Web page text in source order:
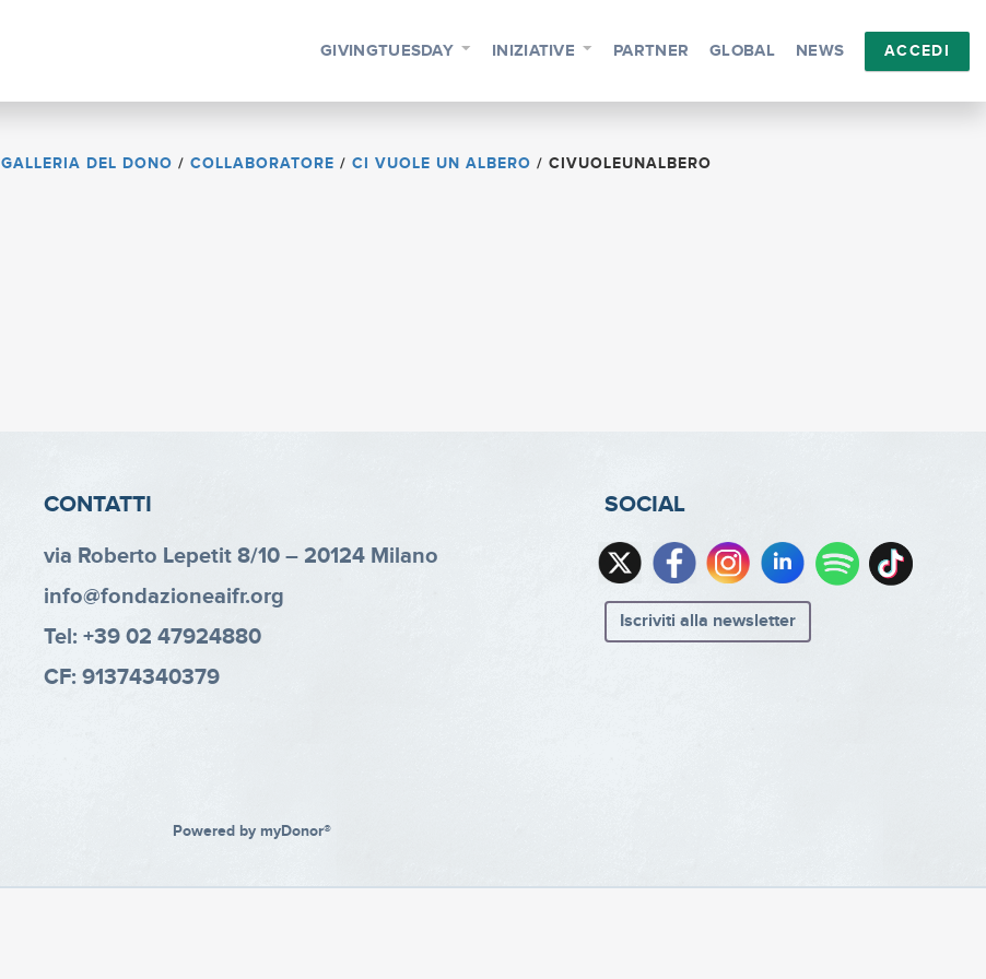
GIVINGTUESDAY INIZIATIVE PARTNER GLOBAL NEWS ACCEDI
GALLERIA DEL DONO / COLLABORATORE / CI VUOLE UN ALBERO / CIVUOLEUNALBERO
CONTATTI
via Roberto Lepetit 8/10 – 20124 Milano
info@fondazioneaifr.org
Tel: +39 02 47924880
CF: 91374340379
SOCIAL
Iscriviti alla newsletter
Powered by myDonor®